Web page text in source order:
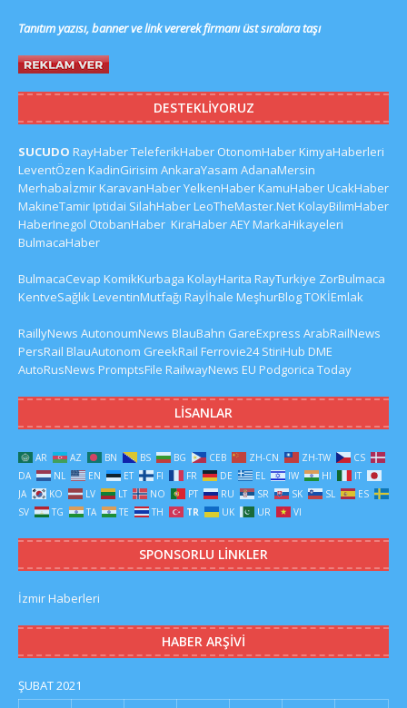
Tanıtım yazısı, banner ve link vererek firmanı üst sıralara taşı
DESTEKLIYORUZ
SUCUDO RayHaberTeleferikHaber OtonomHaberKimyaHaberleri
LeventÖzen KadinGirisim AnkaraYasam AdanaMersin
MerhabaİzmirKaravanHaberYelkenHaberKamuHaberUcakHaber
MakineTamirIptidai SilahHaberLeoTheMaster.NetKolayBilimHaber
HaberInegol OtobanHaber KiraHaberAEYMarkaHikayeleri
BulmacaHaber
BulmacaCevap KomikKurbaga KolayHarita RayTurkiye ZorBulmaca
KentveSağlıkLeventinMutfağı Rayİhale MeşhurBlogTOKİEmlak
RaillyNews AutonoumNews BlauBahn GareExpress ArabRailNews
PersRail BlauAutonom GreekRail Ferrovie24 StiriHub DME
AutoRusNews PromptsFile RailwayNews EU Podgorica Today
LISANLAR
AR AZ BN BS BG CEB ZH-CN ZH-TW
CS
DA
NL EN ET FI FR DE EL IW HI
IT
JA
KO LV LT NO PT RU SR SK SL
ES
SV
TG TA TE TH TR UK UR VI
SPONSORLU LINKLER
İzmir Haberleri
HABER ARŞIVI
ŞUBAT 2021